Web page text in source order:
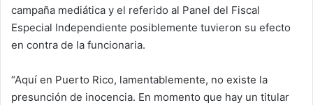
campaña mediática y el referido al Panel del Fiscal
Especial Independiente posiblemente tuvieron su efecto
en contra de la funcionaria.
“Aquí en Puerto Rico, lamentablemente, no existe la
presunción de inocencia. En momento que hay un titular